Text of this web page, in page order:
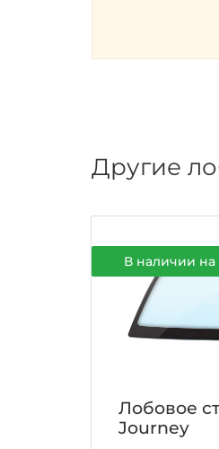
Другие
В наличии на
Лобовое
Journey